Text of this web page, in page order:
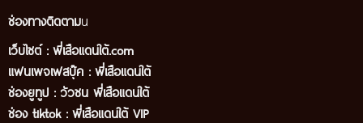
ช่องทางติดตามน
เว็บไซต์ : พี่เสือแดนใต้.com
แฟนเพจเฟสบุ๊ค : พี่เสือแดนใต้
ช่องยูทูป : วัวชน พี่เสือแดนใต้
ช่อง tiktok : พี่เสือแดนใต้ VIP